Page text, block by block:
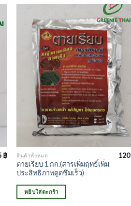
฿ สินค้าทั้งหมด
ตายเรียบ 1 กก.(สารเพิ่มฤทธิ์เพิ่ม
ประสิทธิภาพดูดซึมเร็ว)
120
หยิบใส่ตะกร้า